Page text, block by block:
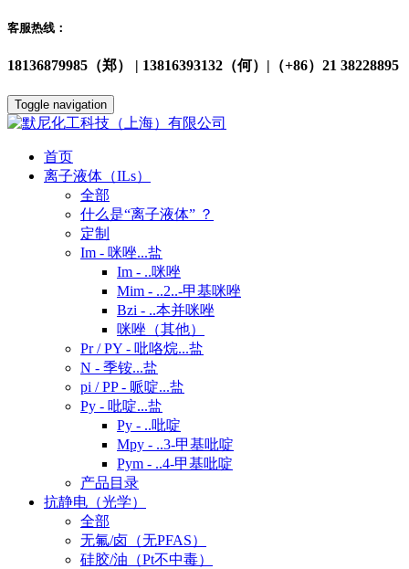
客服热线：
18136879985（郑） | 13816393132（何）|（+86）21 38228895
Toggle navigation
首页
离子液体（ILs）
全部
什么是“离子液体” ？
定制
Im - 咪唑...盐
Im - ..咪唑
Mim - ..2..-甲基咪唑
Bzi - ..本并咪唑
咪唑（其他）
Pr / PY - 吡咯烷...盐
N - 季铵...盐
pi / PP - 哌啶...盐
Py - 吡啶...盐
Py - ..吡啶
Mpy - ..3-甲基吡啶
Pym - ..4-甲基吡啶
产品目录
抗静电（光学）
全部
无氟/卤（无PFAS）
硅胶/油（Pt不中毒）